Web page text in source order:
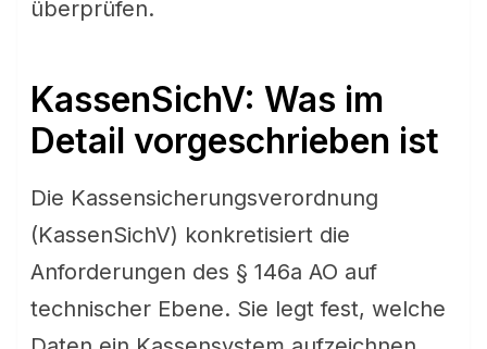
überprüfen.
KassenSichV: Was im
Detail vorgeschrieben ist
Die Kassensicherungsverordnung
(KassenSichV) konkretisiert die
Anforderungen des § 146a AO auf
technischer Ebene. Sie legt fest, welche